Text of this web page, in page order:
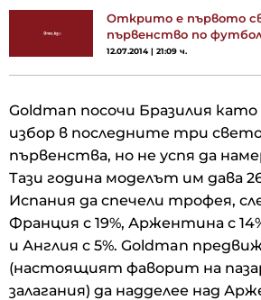
Открито е първото
първенство по футбол
12.07.2014 | 21:09 ч.
Goldman посочи Бразилия като
избор в последните три
първенства, но не успя да
Тази година моделът им дава
Испания да спечели трофея,
Франция с 19%, Аржентина с
и Англия с 5%. Goldman
(настоящият фаворит на
залагания) да надделее над